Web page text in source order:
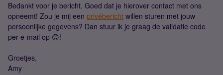
Bedankt voor je bericht. Goed dat je hierover contact met ons
opneemt! Zou je mij een privébericht willen sturen met jouw
persoonlijke gegevens? Dan stuur ik je graag de validatie code
per e-mail op 😊!
Groetjes,
Amy